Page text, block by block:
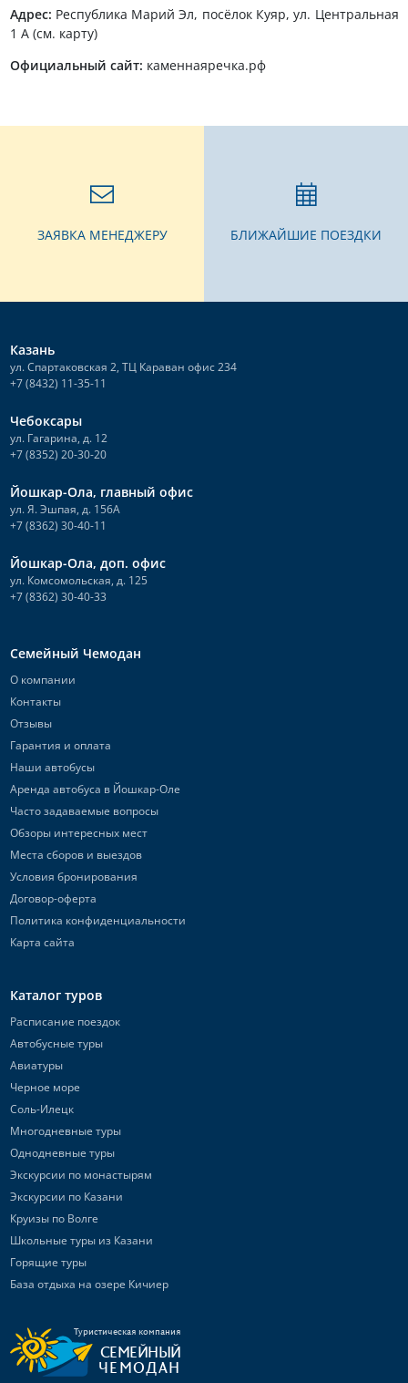
Адрес: Республика Марий Эл, посёлок Куяр, ул. Центральная
1 А (см. карту)
Официальный сайт: каменнаяречка.рф
ЗАЯВКА МЕНЕДЖЕРУ БЛИЖАЙШИЕ ПОЕЗДКИ
Казань
ул. Спартаковская 2, ТЦ Караван офис 234
+7 (8432) 11-35-11
Чебоксары
ул. Гагарина, д. 12
+7 (8352) 20-30-20
Йошкар-Ола, главный офис
ул. Я. Эшпая, д. 156А
+7 (8362) 30-40-11
Йошкар-Ола, доп. офис
ул. Комсомольская, д. 125
+7 (8362) 30-40-33
Семейный Чемодан
О компании
Контакты
Отзывы
Гарантия и оплата
Наши автобусы
Аренда автобуса в Йошкар-Оле
Часто задаваемые вопросы
Обзоры интересных мест
Места сборов и выездов
Условия бронирования
Договор-оферта
Политика конфиденциальности
Карта сайта
Каталог туров
Расписание поездок
Автобусные туры
Авиатуры
Черное море
Соль-Илецк
Многодневные туры
Однодневные туры
Экскурсии по монастырям
Экскурсии по Казани
Круизы по Волге
Школьные туры из Казани
Горящие туры
База отдыха на озере Кичиер
Туристическая компания
СЕМЕЙНЫЙ
ЧЕМОДАН